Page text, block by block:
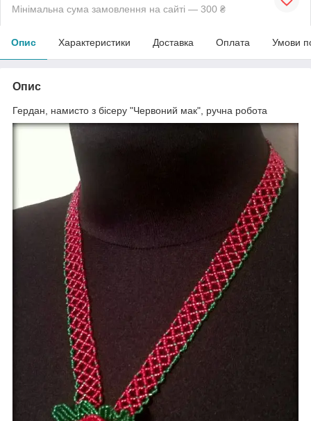
Мінімальна сума замовлення на сайті — 300 ₴
Опис Характеристики Доставка Оплата Умови
Опис
Гердан, намисто з бісеру "Червоний мак", ручна робота